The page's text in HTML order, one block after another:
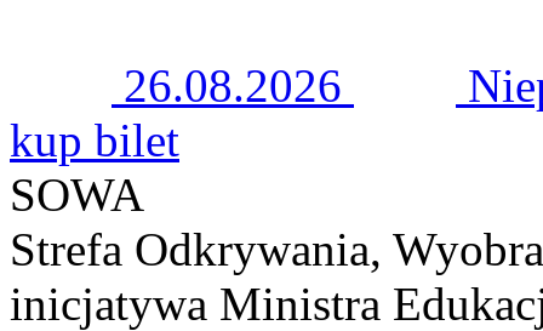
26.08.2026
kup bilet
SOWA
Strefa Odkrywania,
inicjatywa Ministra